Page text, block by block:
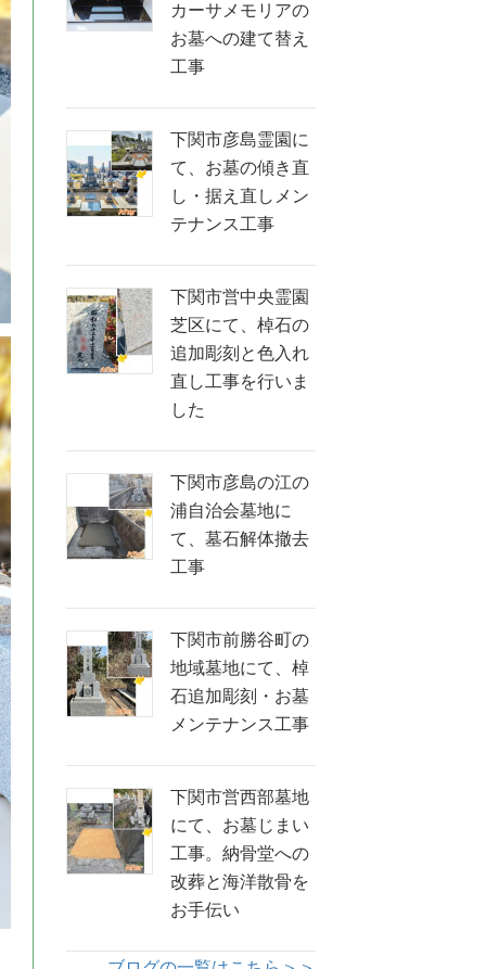
カーサメモリアの
お墓への建て替え
工事
下関市彦島霊園に
て、お墓の傾き直
し・据え直しメン
テナンス工事
下関市営中央霊園
芝区にて、棹石の
追加彫刻と色入れ
直し工事を行いま
した
下関市彦島の江の
浦自治会墓地に
て、墓石解体撤去
工事
下関市前勝谷町の
地域墓地にて、棹
石追加彫刻・お墓
メンテナンス工事
下関市営西部墓地
にて、お墓じまい
工事。納骨堂への
改葬と海洋散骨を
お手伝い